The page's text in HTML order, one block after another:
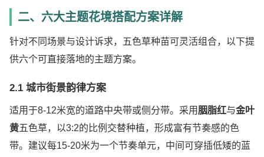
二、六大主题花境搭配方案详解
针对不同场景与设计诉求，五色草种苗可灵活组合，以下提
供六个可直接落地的主题方案。
2.1 城市街景韵律方案
适用于8-12米宽的道路中央带或侧分带。采用 胭脂红与金叶
黄五色草，以3:2的比例交替种植，形成富有节奏感的色
带。建议每15-20米为一个节奏单元，中间可穿插低矮的蓝